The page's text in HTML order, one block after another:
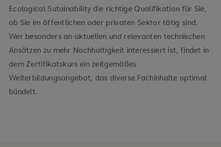
Ecological Sutainability die richtige Qualifikation für Sie,
ob Sie im öffentlichen oder privaten Sektor tätig sind.
Wer besonders an aktuellen und relevanten technischen
Ansätzen zu mehr Nachhaltigkeit interessiert ist, findet in
dem Zertifikatskurs ein zeitgemäßes
Weiterbildungsangebot, das diverse Fachinhalte optimal
bündelt.